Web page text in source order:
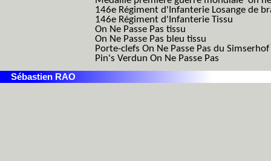
146e Régiment d'Infanterie Losange de
146e Régiment d'Infanterie Tissu
On Ne Passe Pas tissu
On Ne Passe Pas bleu tissu
Porte-clefs On Ne Passe Pas du Simserhof
Pin's Verdun On Ne Passe Pas
Sébastien RAO